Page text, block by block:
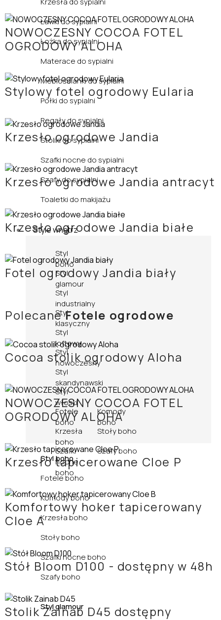
Ławki do sypialni
Łożka do sypialni
Materace do sypialni
Meblościanki do sypialni
Półki do sypialni
Regały do sypialni
Stoliki do sypialni
Szafki nocne do sypialni
Szafy do sypialni
Toaletki do makijażu
Style wnętrz
Styl
boho
Styl
glamour
Styl
industrialny
Styl
klasyczny
Styl
loftowy
Styl
nowoczesny
Styl
skandynawski
Styl
włoski
Fotele
boho
Komody
boho
Krzesła
boho
Stoły boho
Szafki
nocne
boho
Szafy boho
Styl boho
Fotele boho
Komody boho
Krzesła boho
Stoły boho
Szafki nocne boho
Szafy boho
Styl glamour
NOWOCZESNY COCOA FOTEL
OGRODOWY ALOHA
Stylowy fotel ogrodowy Eularia
Krzesło ogrodowe Jandia
Krzesło ogrodowe Jandia antracyt
Krzesło ogrodowe Jandia białe
Fotel ogrodowy Jandia biały
PolecaneFotele ogrodowe
Cocoa stolik ogrodowy Aloha
NOWOCZESNY COCOA FOTEL
OGRODOWY ALOHA
Krzesło tapicerowane Cloe P
Komfortowy hoker tapicerowany
Cloe A
Stół Bloom D100 - dostępny w 48h
Stolik Zainab D45 dostępny